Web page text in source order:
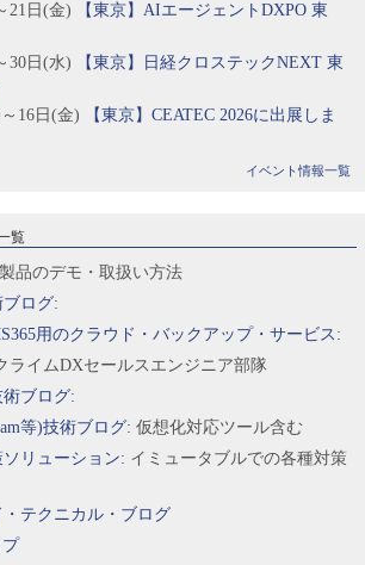
21日(金)
【東京】AIエージェントDXPO 東
30日(水)
【東京】日経クロステックNEXT 東
16日(金)
【東京】CEATEC 2026に出展しま
イベント情報一覧
覧
品のデモ・取扱い方法
ブログ:
用のクラウド・バックアップ・サービス:
ライムDXセールスエンジニア部隊
ブログ:
等)技術ブログ: 仮想化対応ツール含む
リューション: イミュータブルでの各種対策
テクニカル・ブログ